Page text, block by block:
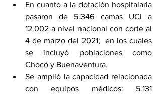
En cuanto a la dotación hospitalaria
pasaron de 5.346 camas UCI a
12.002 a nivel nacional con corte al
4 de marzo del 2021;  en los cuales
se incluyó poblaciones como
Chocó y Buenaventura.
Se amplió la capacidad relacionada
con equipos médicos: 5.131